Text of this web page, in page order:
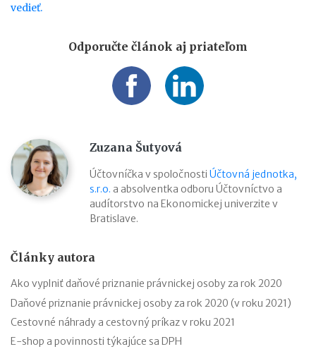
vedieť.
Odporučte článok aj priateľom
Zuzana Šutyová
Účtovníčka v spoločnosti Účtovná jednotka,
s.r.o. a absolventka odboru Účtovníctvo a
audítorstvo na Ekonomickej univerzite v
Bratislave.
Články autora
Ako vyplniť daňové priznanie právnickej osoby za rok 2020
Daňové priznanie právnickej osoby za rok 2020 (v roku 2021)
Cestovné náhrady a cestovný príkaz v roku 2021
E-shop a povinnosti týkajúce sa DPH